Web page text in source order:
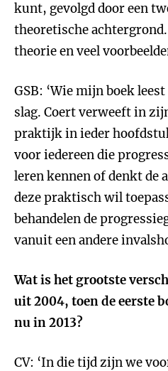
kunt, gevolgd door een
theoretische
theorie en veel
GSB: ‘Wie mijn boek
slag. Coert verweeft in
praktijk in ieder
voor iedereen die
leren kennen of denkt de
deze praktisch wil
behandelen de
vanuit een andere
Wat is het grootste
uit 2004, toen de eerste
nu in 2013?
CV: ‘In die tijd zijn we